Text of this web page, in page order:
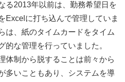
る2013年以前は、勤務希望日を
Excelに打ち込んで管理していま
は、紙のタイムカードをタイム
的な管理を行っていました。
体制から脱することは前々から
多いこともあり、システムを導